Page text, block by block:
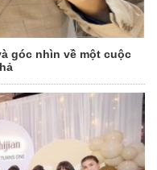
góc nhìn về một cuộc